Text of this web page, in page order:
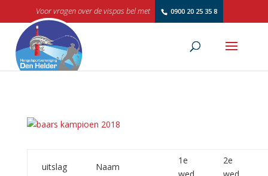
Voor vragen over de vispas bel met 0900 20 25 35 8
uitslag Naam
1e
2e